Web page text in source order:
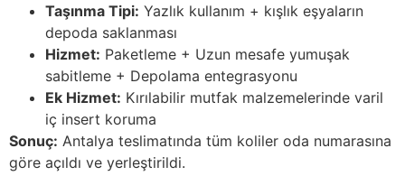
Taşınma Tipi: Yazlık kullanım + kışlık eşyaların
depoda saklanması
Hizmet: Paketleme + Uzun mesafe yumuşak
sabitleme + Depolama entegrasyonu
Ek Hizmet: Kırılabilir mutfak malzemelerinde varil
iç insert koruma
Sonuç: Antalya teslimatında tüm koliler oda numarasına
göre açıldı ve yerleştirildi.